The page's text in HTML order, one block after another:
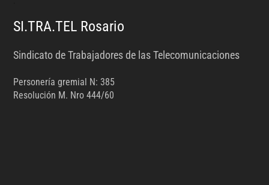
SI.TRA.TEL Rosario
Sindicato de Trabajadores de las Telecomunicaciones
Personería gremial N: 385
Resolución M. Nro 444/60